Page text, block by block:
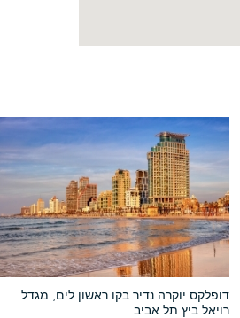
דופלקס יוקרה נדיר בקו ראשון לים, מגדל
רויאל ביץ תל אביב